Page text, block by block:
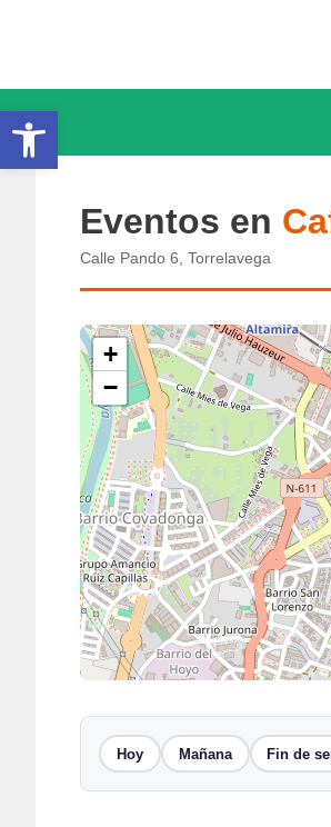
Abrir barra de herramientas
Eventos en
Calle Pando 6, Torrelavega
+
−
Hoy Mañana Fin de